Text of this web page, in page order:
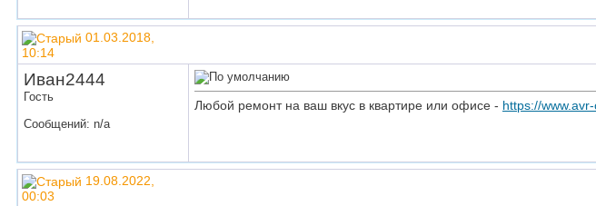
01.03.2018,
10:14
Иван2444
Гость
Сообщений: n/a
Любой ремонт на ваш вкус в квартире или офисе - https://
19.08.2022,
00:03